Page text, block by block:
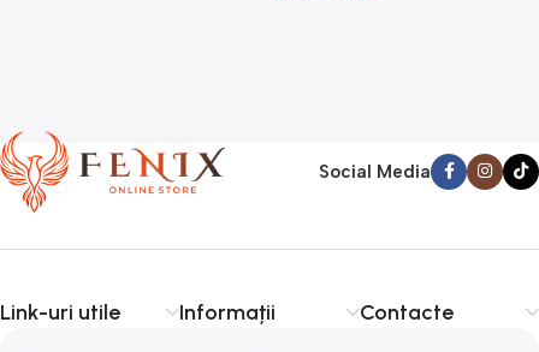
Social Media
Link-uri utile Informații Contacte